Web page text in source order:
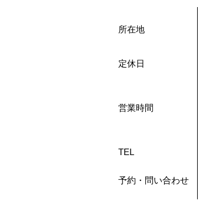
所在地
定休日
営業時間
TEL
予約・問い合わせ